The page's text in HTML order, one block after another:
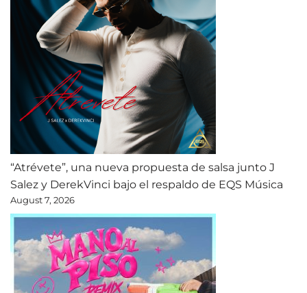
“Atrévete”, una nueva propuesta de salsa junto J
Salez y DerekVinci bajo el respaldo de EQS Música
August 7, 2026